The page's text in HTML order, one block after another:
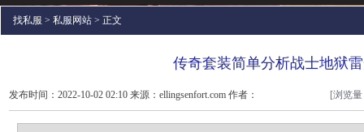
找私服 > 私服网站 > 正文
传奇套装简单分析战士地狱
发布时间：2022-10-02 02:10 来源：ellingsenfort.com 作者：
ellingsenfort.com
[浏览